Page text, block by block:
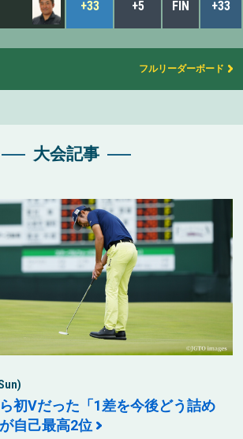
+33 +5 FIN +33
フルリーダーボード
大会記事
初Vだった「1差を今後どう詰め
自己最高2位